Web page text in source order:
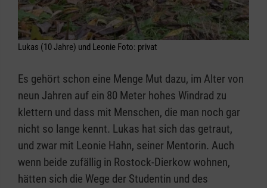
Lukas (10 Jahre) und Leonie Foto: privat
Es gehört schon eine Menge Mut dazu, im Alter von
neun Jahren auf ein 80 Meter hohes Windrad zu
klettern und dass mit Menschen, die man noch gar
nicht so lange kennt. Lukas hat sich das getraut,
und zwar mit Leonie Hahn, seiner Mentorin. Auch
wenn beide zufällig in Rostock-Dierkow wohnen,
hätten sich die Wege der Studentin und des